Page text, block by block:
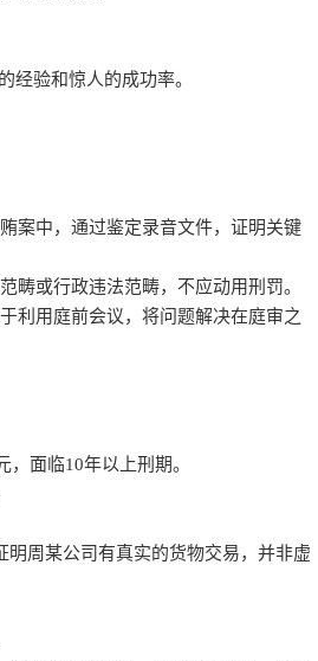
经验和惊人的成功率。
案中，通过鉴定录音文件，证明关键
畴或行政违法范畴，不应动用刑罚。
利用庭前会议，将问题解决在庭审之
面临10年以上刑期。
周某公司有真实的货物交易，并非虚